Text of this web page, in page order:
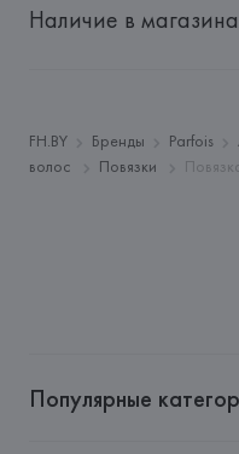
"БелВиринея"
Адрес:
ПОРТУГАЛИЯ,
Lugar de Santegãos. 4435-
Наличие в
FH.BY Бренды Parfois
волос
Повязки
Популярные